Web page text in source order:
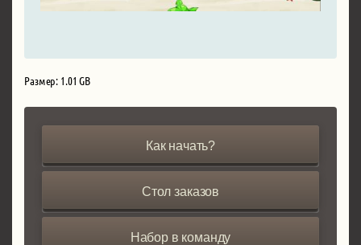
Размер: 1.01 GB
Как начать?
Стол заказов
Набор в команду